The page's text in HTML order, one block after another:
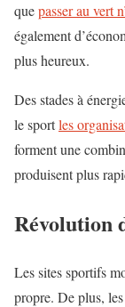
quepasser au vert
également
plus heureux.
Des stades à
le sportles
forment une
produisent plus
Révolution
Les sites sportifs
propre. De plus,